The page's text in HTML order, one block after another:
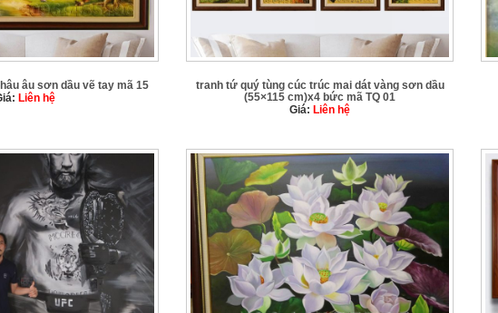
âu sơn dầu vẽ tay mã 15
Liên hệ
tranh tứ quý tùng cúc trúc mai dát vàng sơn dầu
(55×115 cm)x4 bức mã TQ 01
Giá: Liên hệ